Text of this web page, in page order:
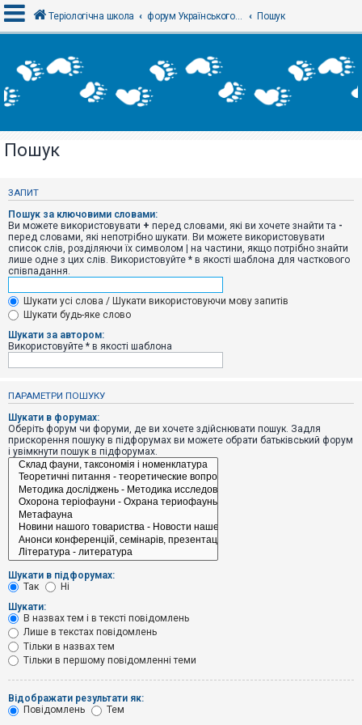
х
і
Р
с
р
а
ц
і
я
Т
е
м
и
б
і
п
о
в
і
д
в
н
т
е
м
и
о
ш
Теріологічна школа форум Українського теріологічного товариства Пошук
Пошук
ЗАПИТ
Пошук за ключовими словами:
Ви можете використовувати + перед словами, які ви хочете знайти та -
перед словами, які непотрібно шукати. Ви можете використовувати
список слів, розділяючи їх символом | на частини, якщо потрібно знайти
лише одне з цих слів. Використовуйте * в якості шаблона для часткового
співпадання.
Шукати усі слова / Шукати використовуючи мову запитів
Шукати будь-яке слово
Шукати за автором:
Використовуйте * в якості шаблона
ПАРАМЕТРИ ПОШУКУ
Шукати в форумах:
Оберіть форум чи форуми, де ви хочете здійснювати пошук. Задля
прискорення пошуку в підфорумах ви можете обрати батьківський форум
і увімкнути пошук в підфорумах.
Шукати в підфорумах:
Так
Ні
Шукати:
В назвах тем і в тексті повідомлень
Лише в текстах повідомлень
Тільки в назвах тем
Тільки в першому повідомленні теми
Відображати результати як:
Повідомлень
Тем